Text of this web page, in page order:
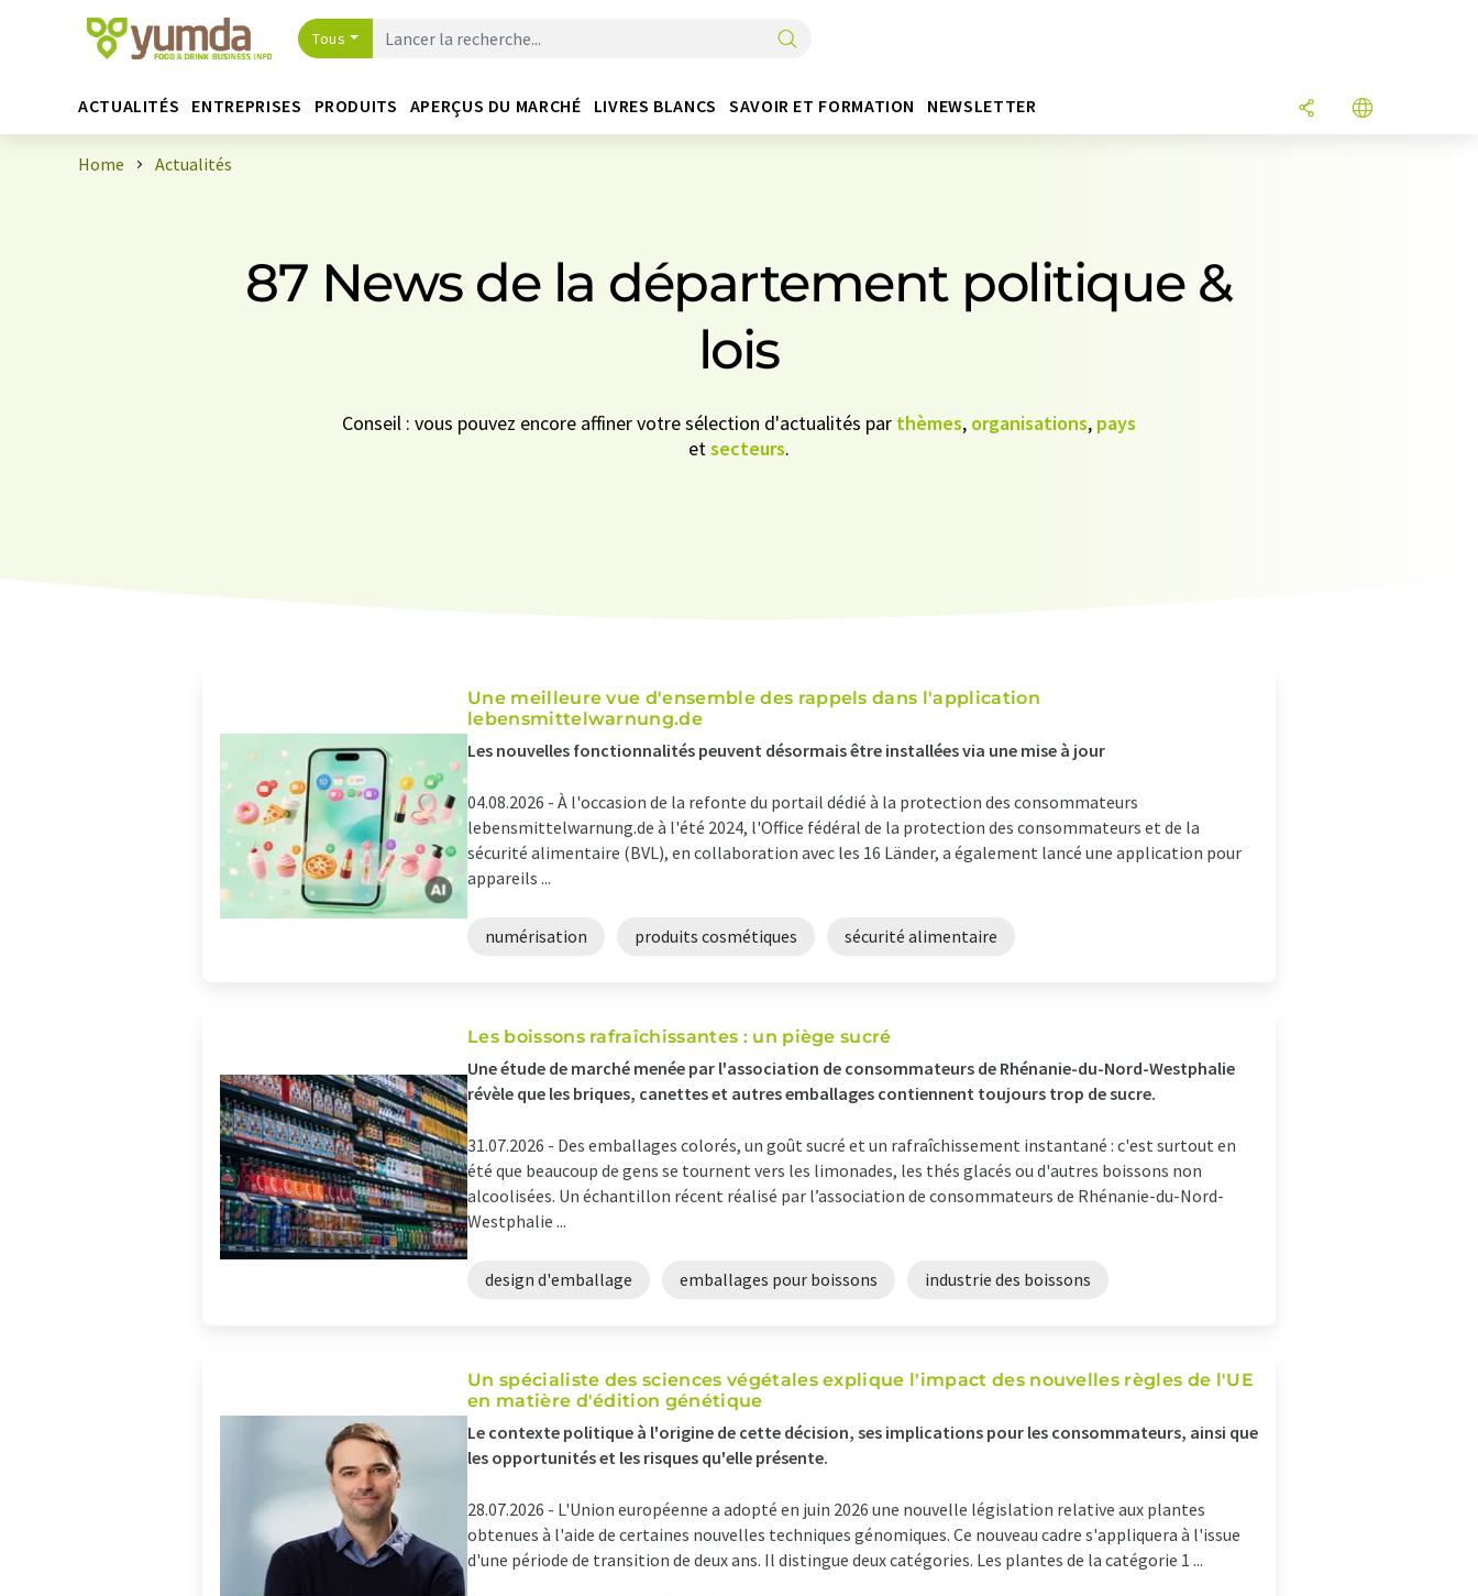
Tous
ACTUALITÉS ENTREPRISES PRODUITS APERÇUS DU MARCHÉ LIVRES BLANCS SAVOIR ET FORMATION NEWSLETTER
Home Actualités
87 News de la département politique &
lois
Conseil : vous pouvez encore affiner votre sélection d'actualités par thèmes, organisations, pays
etsecteurs.
Une meilleure vue d'ensemble des rappels dans l'application
lebensmittelwarnung.de
Les nouvelles fonctionnalités peuvent désormais être installées via une mise à jour
04.08.2026 - À l'occasion de la refonte du portail dédié à la protection des consommateurs
lebensmittelwarnung.de à l'été 2024, l'Office fédéral de la protection des consommateurs et de la
sécurité alimentaire (BVL), en collaboration avec les 16 Länder, a également lancé une application pour
appareils ...
numérisation produits cosmétiques sécurité alimentaire
Les boissons rafraîchissantes : un piège sucré
Une étude de marché menée par l'association de consommateurs de Rhénanie-du-Nord-Westphalie
révèle que les briques, canettes et autres emballages contiennent toujours trop de sucre.
31.07.2026 - Des emballages colorés, un goût sucré et un rafraîchissement instantané : c'est surtout en
été que beaucoup de gens se tournent vers les limonades, les thés glacés ou d'autres boissons non
alcoolisées. Un échantillon récent réalisé par l’association de consommateurs de Rhénanie-du-Nord-
Westphalie ...
design d'emballage emballages pour boissons industrie des boissons
Un spécialiste des sciences végétales explique l'impact des nouvelles règles de l'UE
en matière d'édition génétique
Le contexte politique à l'origine de cette décision, ses implications pour les consommateurs, ainsi que
les opportunités et les risques qu'elle présente.
28.07.2026 - L'Union européenne a adopté en juin 2026 une nouvelle législation relative aux plantes
obtenues à l'aide de certaines nouvelles techniques génomiques. Ce nouveau cadre s'appliquera à l'issue
d'une période de transition de deux ans. Il distingue deux catégories. Les plantes de la catégorie 1 ...